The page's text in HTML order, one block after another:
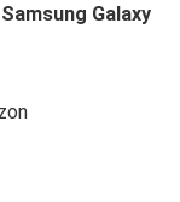
Galaxy